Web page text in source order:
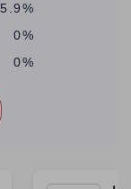
5.9%
0%
0%